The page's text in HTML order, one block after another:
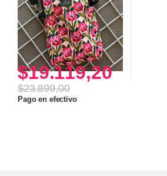
$19.119,20
$23.899,00
Pago en efectivo